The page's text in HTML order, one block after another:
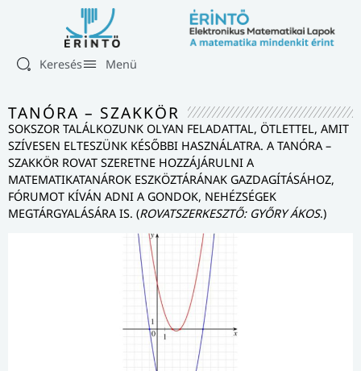
Keresés Menü
TANÓRA – SZAKKÖR
SOKSZOR TALÁLKOZUNK OLYAN FELADATTAL, ÖTLETTEL, AMIT
SZÍVESEN ELTESZÜNK KÉSŐBBI HASZNÁLATRA. A TANÓRA –
SZAKKÖR ROVAT SZERETNE HOZZÁJÁRULNI A
MATEMATIKATANÁROK ESZKÖZTÁRÁNAK GAZDAGÍTÁSÁHOZ,
FÓRUMOT KÍVÁN ADNI A GONDOK, NEHÉZSÉGEK
MEGTÁRGYALÁSÁRA IS. (ROVATSZERKESZTŐ: GYŐRY ÁKOS.)